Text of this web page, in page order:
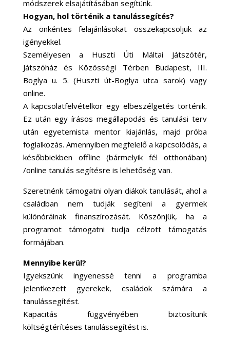
módszerek elsajátításában segítünk.
Hogyan, hol történik a tanulássegítés?
Az önkéntes felajánlásokat összekapcsoljuk az
igényekkel.
Személyesen a Huszti Úti Máltai Játszótér,
Játszóház és Közösségi Térben Budapest, III.
Boglya u. 5. (Huszti út-Boglya utca sarok) vagy
online.
A kapcsolatfelvételkor egy elbeszélgetés történik.
Ez után egy írásos megállapodás és tanulási terv
után egyetemista mentor kiajánlás, majd próba
foglalkozás. Amennyiben megfelelő a kapcsolódás, a
későbbiekben offline (bármelyik fél otthonában)
/online tanulás segítésre is lehetőség van.
Szeretnénk támogatni olyan diákok tanulását, ahol a
családban nem tudják segíteni a gyermek
különóráinak finanszírozását. Köszönjük, ha a
programot támogatni tudja célzott támogatás
formájában.
Mennyibe kerül?
Igyekszünk ingyenessé tenni a programba
jelentkezett gyerekek, családok számára a
tanulássegítést.
Kapacitás függvényében biztosítunk
költségtérítéses tanulássegítést is.